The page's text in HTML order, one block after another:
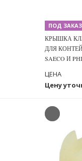
ПОД
КРЫШКА
ДЛЯ
SAECO И
Цену
ЦЕНА